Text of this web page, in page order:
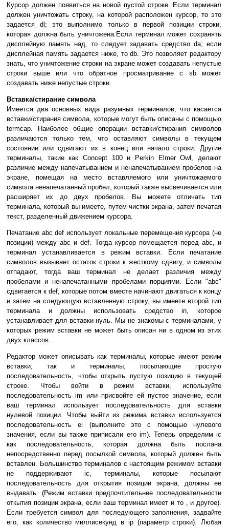
Курсор должен появиться на новой пустой строке. Если терминал
должен уничтожать строку, на которой расположен курсор, то это
задается dl; это выполнимо только в первой позиции строки,
которая должна быть уничтожена.Если терминал может сохранять
дисплейную память над, то следует задавать средство da; если
дисплейная память задается ниже, то db. Это позволяет редактору
знать, что уничтожение строки на экране может создавать непустые
строки выше или что обратное просматривание с sb может
создавать ниже непустые строки.
Вставка/стирание символа
Имеется два основных вида разумных терминалов, что касается
вставки/стирания символа, которые могут быть описаны с помощью
termcap. Наиболее общие операции вставки/стирания символов
различаются только тем, что оставляют символы в текущем
состоянии или сдвигают их в конец или начало строки. Другие
терминалы, такие как Concept 100 и Perkin Elmer Owl, делают
различие между напечатыванием и ненапечатыванием пробелов на
экране, помещая на место вставляемого или уничтожаемого
символа ненапечатанный пробел, который также высвечивается или
расширяет их до двух пробелов. Вы можете отличать тип
терминала, который вы имеете, путем чистки экрана, затем печатая
текст, разделенный движением курсора.
Печатание abc def использует локальные перемещения курсора (не
позиции) между abc и def. Тогда курсор помещается перед abc, и
терминал устанавливается в режим вставки. Если печатание
символов вызывает остаток строки к жесткому сдвигу, и символы
отпадают, тогда ваш терминал не делает различия между
пробелами и ненапечатанными пробелами порциями. Если "abc"
сдвигается к def, которые потом вместе начинают двигаться к концу
и затем на следующую вставленную строку, вы имеете второй тип
терминала и должны использовать средство in, которое
устанавливает для вставки нуль. Мы не знакомы с терминалами, у
которых режим вставки не может быть описан ни в одном из этих
двух классов.
Редактор может описывать как терминалы, которые имеют режим
вставки, так и терминалы, посылающие простую
последовательность, чтобы открыть пустую позицию в текущей
строке. Чтобы войти в режим вставки, используйте
последовательность im или присвойте ей пустое значение, если
ваш терминал использует последовательность для вставки
нулевой позиции. Чтобы выйти из режима вставки используется
последовательность ei (выполните это с помощью нулевого
значения, если вы также приписали его im). Теперь определим ic
как последовательность, которая должна быть послана
непосредственно перед посылкой символа, который должен быть
вставлен. Большинство терминалов с настоящим режимом вставки
не поддерживают ic, терминалы, которые посылают
последовательность для открытия позиции экрана, должны ее
выдавать. (Режим вставки предпочтительнее последовательности
откытия позиции экрана, если ваш терминал имеет и то , и другое).
Если требуется символ для последующего заполнения, задвайте
его, как количество миллисекунд в ip (параметр строки). Любая